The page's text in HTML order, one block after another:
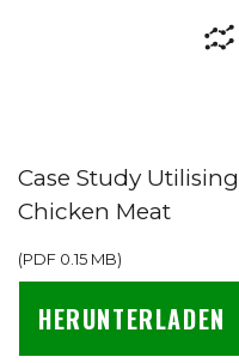
Case Study
Chicken Meat
(PDF 0.15 MB)
HERUNTERLADEN